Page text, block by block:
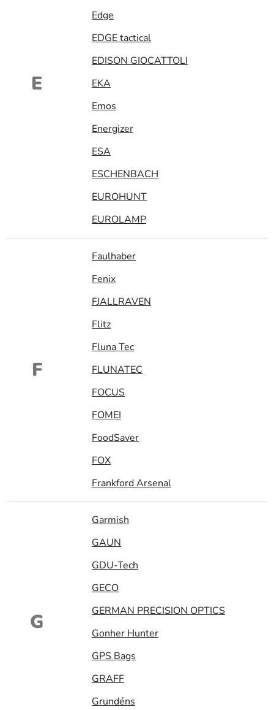
E
Edge
EDGE tactical
EDISON GIOCATTOLI
EKA
Emos
Energizer
ESA
ESCHENBACH
EUROHUNT
EUROLAMP
F
Faulhaber
Fenix
FJALLRAVEN
Flitz
Fluna Tec
FLUNATEC
FOCUS
FOMEI
FoodSaver
FOX
Frankford Arsenal
G
Garmish
GAUN
GDU-Tech
GECO
GERMAN PRECISION OPTICS
Gonher Hunter
GPS Bags
GRAFF
Grundéns